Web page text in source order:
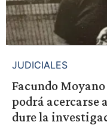
JUDICIALES
Facundo
podrá acercarse
dure la